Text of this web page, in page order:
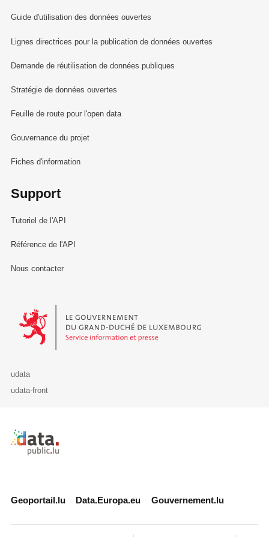
Guide d'utilisation des données ouvertes
Lignes directrices pour la publication de données ouvertes
Demande de réutilisation de données publiques
Stratégie de données ouvertes
Feuille de route pour l'open data
Gouvernance du projet
Fiches d'information
Support
Tutoriel de l'API
Référence de l'API
Nous contacter
Le Gouvernement du Grand-Duché de Luxembourg - Service
udata
udata-front
Retour à l'accueil de data.public.lu
Geoportail.lu Data.Europa.eu Gouvernement.lu